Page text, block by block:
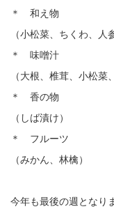
＊ 和え物
（小松菜、ちくわ、人
＊ 味噌汁
（大根、椎茸、小松菜
＊ 香の物
（しば漬け）
＊ フルーツ
（みかん、林檎）
今年も最後の週となり